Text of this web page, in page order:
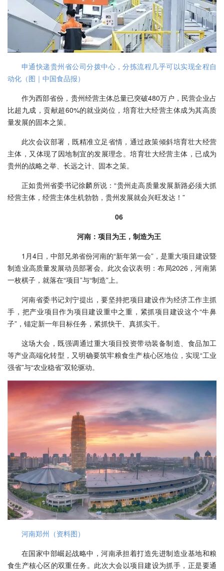
申通快递贵州省公司分拨中心，分拣流程几乎可以实现全程自
动化（图｜中国食品报）
作为西部省份，贵州经营主体总量已突破480万户，民营企业占
比超九成，贡献超60%的就业岗位，培育壮大经营主体成为其高质
量发展的固本之策。
此次会议部署，既精准立足省情，通过政策倾斜培育壮大经营
主体，又体现了因地制宜的发展理念。培育壮大经营主体，已成为
贵州的战略之举、长远之计、固本之策。
正如贵州省委书记徐麟所说：“贵州走高质量发展新路必须大抓
经营主体，经营主体生机勃勃，贵州发展就会兴旺发达！”
06
河南：项目为王，制造为王
1月4日，中部兄弟省份河南的“新年第一会”，是重大项目建设暨
制造业高质量发展动员部署会。此次会议表明：布局2026，河南第
一枚棋子，就落在“项目”与“制造”上。
河南省委书记刘宁提出，要坚持把项目建设作为经济工作主抓
手，把产业项目作为项目建设重中之重，紧抓项目建设这个“牛鼻
子”，锚定新一年目标任务，紧抓快干、真抓实干。
这场大会，既强调通过重大项目投资带动装备制造、食品加工
等产业高端化转型，又明确要筑牢粮食生产核心区地位，实现“工业
强省”与“农业稳省”双轮驱动。
河南郑州（资料图）
在国家中部崛起战略中，河南承担着打造先进制造业基地和粮
食生产核心区的双重任务。此次大会以项目建设为抓手，正是要通